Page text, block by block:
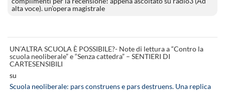
alta voce). un’opera magistrale
UN’ALTRA SCUOLA È POSSIBILE?- Note di lettura a “Contro la
scuola neoliberale” e “Senza cattedra” – SENTIERI DI
CARTESENSIBILI
su
Scuola neoliberale: pars construens e pars destruens. Una replica